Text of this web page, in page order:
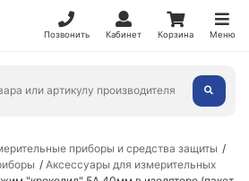
Позвонить Кабинет Корзина Меню
приборы и средства защиты
Аксессуары для измерительных